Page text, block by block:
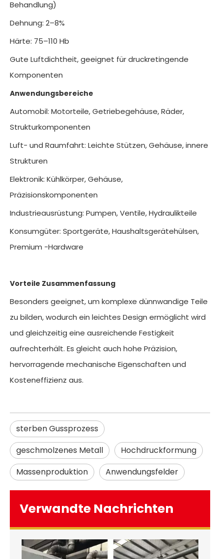
Behandlung)
Dehnung: 2–8%
Härte: 75–110 Hb
Gute Luftdichtheit, geeignet für druckretingende
Komponenten
Anwendungsbereiche
Automobil: Motorteile, Getriebegehäuse, Räder,
Strukturkomponenten
Luft- und Raumfahrt: Leichte Stützen, Gehäuse, innere
Strukturen
Elektronik: Kühlkörper, Gehäuse,
Präzisionskomponenten
Industrieausrüstung: Pumpen, Ventile, Hydraulikteile
Konsumgüter: Sportgeräte, Haushaltsgerätehülsen,
Premium -Hardware
Vorteile Zusammenfassung
Besonders geeignet, um komplexe dünnwandige Teile
zu bilden, wodurch ein leichtes Design ermöglicht wird
und gleichzeitig eine ausreichende Festigkeit
aufrechterhält. Es gleicht auch hohe Präzision,
hervorragende mechanische Eigenschaften und
Kosteneffizienz aus.
sterben Gussprozess
geschmolzenes Metall
Hochdruckformung
Massenproduktion
Anwendungsfelder
Verwandte Nachrichten